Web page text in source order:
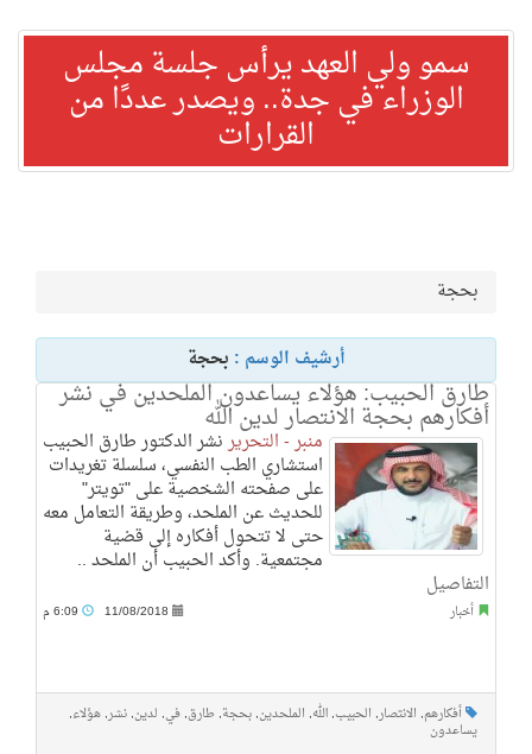
سمو ولي العهد يرأس جلسة مجلس
الوزراء في جدة.. ويصدر عددًا من
القرارات
بحجة
أرشيف الوسم : بحجة
طارق الحبيب: هؤلاء يساعدون الملحدين في نشر
أفكارهم بحجة الانتصار لدين الله
منبر - التحريرنشر الدكتور طارق الحبيب
استشاري الطب النفسي، سلسلة تغريدات
على صفحته الشخصية على "تويتر"
للحديث عن الملحد، وطريقة التعامل معه
حتى لا تتحول أفكاره إلى قضية
مجتمعية. وأكد الحبيب أن الملحد ..
التفاصيل
أخبار 11/08/2018
أفكارهم, الانتصار, الحبيب, الله, الملحدين, بحجة, طارق, في, لدين, نشر, هؤلاء,
يساعدون